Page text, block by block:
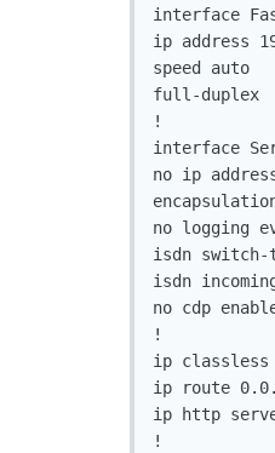
interface
ip address
speed auto
full-duplex
!
interface
no ip
no logging
isdn switch-
isdn
no cdp
!
ip classless
ip route
ip http
!